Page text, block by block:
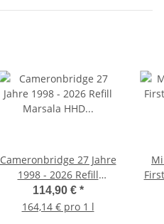
Cameronbridge 27 Jahre
1998 - 2026 Refill
Marsala HHD Finish
#358026 James Eadie
114,90 € *
164,14 € pro 1 l